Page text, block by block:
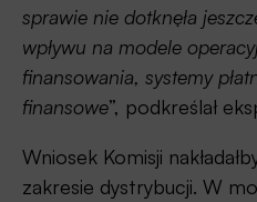
sprawie nie dotknęła
wpływu na modele
finansowania, systemy
finansowe”, podkreślał
Wniosek Komisji
zakresie dystrybucji. W